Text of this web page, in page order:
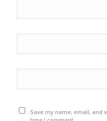
Save my name, email, and